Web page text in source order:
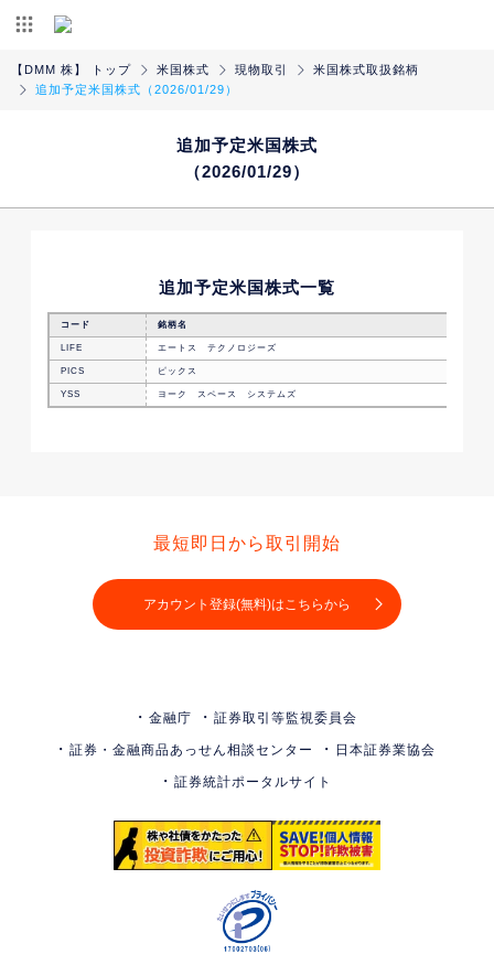
【DMM 株】 トップ 米国株式 現物取引
米国株式取扱銘柄
追加予定米国株式（2026/01/29）
追加予定米国株式
（2026/01/29）
追加予定米国株式一覧
コード 銘柄名
LIFE エートス テクノロジーズ
PICS ピックス
YSS ヨーク スペース システムズ
最短即日から取引開始
アカウント登録(無料)はこちらから
金融庁 証券取引等監視委員会
証券・金融商品あっせん相談センター 日本証券業協会
証券統計ポータルサイト